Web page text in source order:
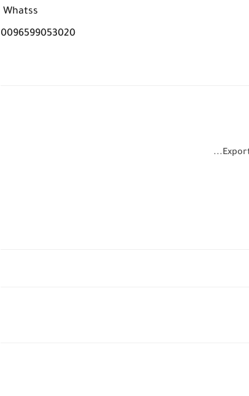
Whatss
0096599053020